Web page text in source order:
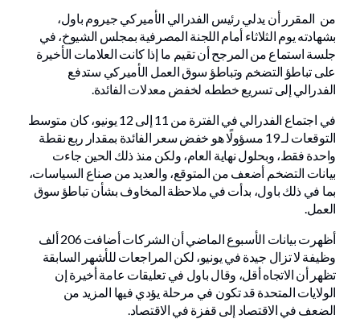
من المقرر أن يدلي رئيس الفدرالي الأميركي جيروم باول،
بشهادته يوم الثلاثاء أمام اللجنة المصرفية بمجلس الشيوخ، في
جلسة استماع من المرجح أن تقيم ما إذا كانت العلامات الأخيرة
على تباطؤ التضخم وتباطؤ سوق العمل الأميركي ستدفع
الفدرالي إلى تسريع خططه لخفض معدلات الفائدة.
في اجتماع الفدرالي في الفترة من 11 إلى 12 يونيو، كان متوسط ​​
التوقعات لـ 19 مسؤولًا هو خفض سعر الفائدة بمقدار ربع نقطة
واحدة فقط، وبحلول نهاية العام، ولكن منذ ذلك الحين جاءت
بيانات التضخم أضعف من المتوقع، والعديد من صناع السياسات،
بما في ذلك باول، بدأت في ملاحظة المخاوف بشأن تباطؤ سوق
العمل.
أظهرت بيانات الأسبوع الماضي أن الشركات أضافت 206 ألف
وظيفة لا تزال جيدة في يونيو، لكن المراجعات للأشهر السابقة
تظهر أن الاتجاه أقل، وقال باول في تعليقات عامة أخيرة إن
الولايات المتحدة قد تكون في مرحلة يؤدي فيها المزيد من
الضعف في الاقتصاد إلى قفزة في الاقتصاد.